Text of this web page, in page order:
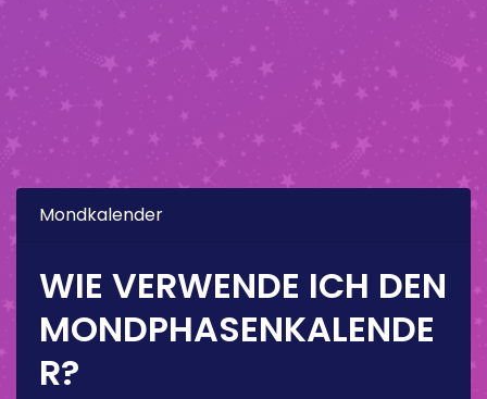
Mondkalender
WIE VERWENDE ICH DEN
MONDPHASENKALENDE
R?